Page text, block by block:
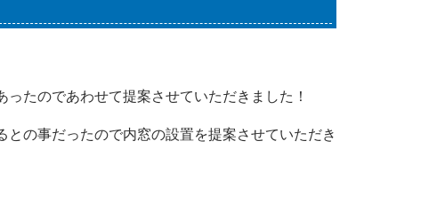
たのであわせて提案させていただきました！
の事だったので内窓の設置を提案させていただき